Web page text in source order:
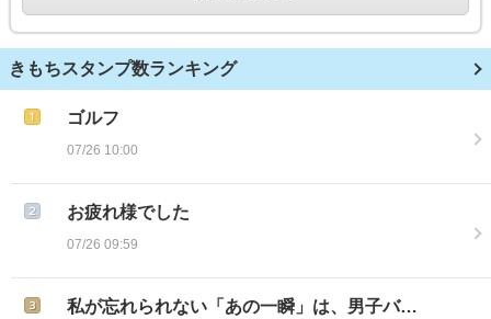
きもちスタンプ数ランキング
ゴルフ
07/26 10:00
お疲れ様でした
07/26 09:59
私が忘れられない「あの一瞬」は、男子バ…